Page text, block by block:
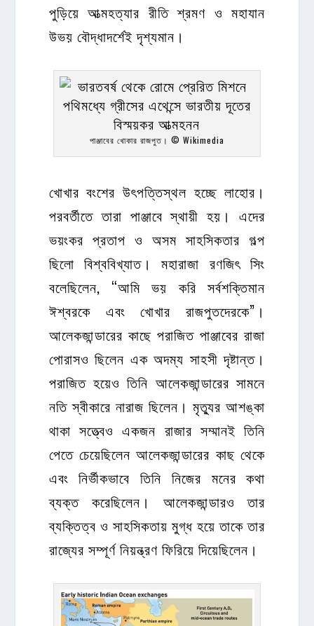
পুড়িয়ে আত্মহত্যার রীতি শ্রমণ ও মহাযান
উভয় বৌদ্ধাদর্শেই দৃশ্যমান।
পাঞ্জাবের খোকার রাজপুত। © Wikimedia
খোখার বংশের উৎপত্তিস্থল হচ্ছে লাহোর।
পরবর্তীতে তারা পাঞ্জাবে স্থায়ী হয়। এদের
ভয়ংকর প্রতাপ ও অসম সাহসিকতার গল্প
ছিলো বিশ্ববিখ্যাত। মহারাজা রণজিৎ সিং
বলেছিলেন, “আমি ভয় করি সর্বশক্তিমান
ঈশ্বরকে এবং খোখার রাজপুতদেরকে”।
আলেকজান্ডারের কাছে পরাজিত পাঞ্জাবের রাজা
পোরাসও ছিলেন এক অদম্য সাহসী দৃষ্টান্ত।
পরাজিত হয়েও তিনি আলেকজান্ডারের সামনে
নতি স্বীকারে নারাজ ছিলেন। মৃত্যুর আশঙ্কা
থাকা সত্ত্বেও একজন রাজার সম্মানই তিনি
পেতে চেয়েছিলেন আলেকজান্ডারের কাছ থেকে
এবং নির্ভীকভাবে তিনি নিজের মনের কথা
ব্যক্ত করেছিলেন। আলেকজান্ডারও তার
ব্যক্তিত্ব ও সাহসিকতায় মুগ্ধ হয়ে তাকে তার
রাজ্যের সম্পূর্ণ নিয়ন্ত্রণ ফিরিয়ে দিয়েছিলেন।